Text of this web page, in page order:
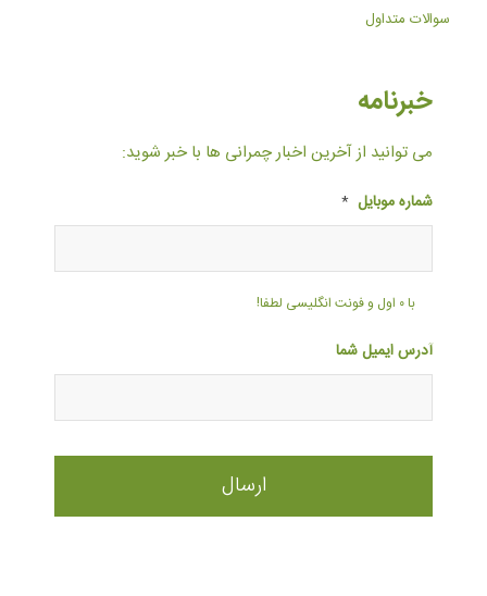
سوالات متداول
خبرنامه
می توانید از آخرین اخبار چمرانی ها با خبر شوید:
شماره موبایل *
با ۰ اول و فونت انگلیسی لطفا!
آدرس ایمیل شما